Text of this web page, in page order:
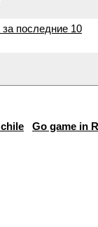
последние 10
Go game in